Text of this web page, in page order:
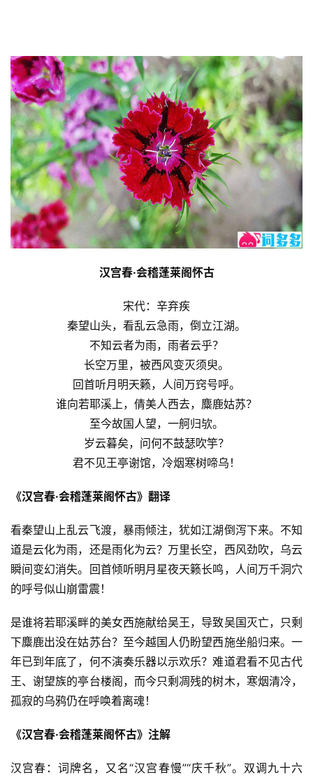
汉宫春·会稽蓬莱阁怀古
宋代：辛弃疾
秦望山头，看乱云急雨，倒立江湖。
不知云者为雨，雨者云乎？
长空万里，被西风变灭须臾。
回首听月明天籁，人间万窍号呼。
谁向若耶溪上，倩美人西去，麋鹿姑苏？
至今故国人望，一舸归欤。
岁云暮矣，问何不鼓瑟吹竽？
君不见王亭谢馆，冷烟寒树啼乌！
《汉宫春·会稽蓬莱阁怀古》翻译
看秦望山上乱云飞渡，暴雨倾注，犹如江湖倒泻下来。不知
道是云化为雨，还是雨化为云？万里长空，西风劲吹，乌云
瞬间变幻消失。回首倾听明月星夜天籁长鸣，人间万千洞穴
的呼号似山崩雷震！
是谁将若耶溪畔的美女西施献给吴王，导致吴国灭亡，只剩
下麋鹿出没在姑苏台？至今越国人仍盼望西施坐船归来。一
年已到年底了，何不演奏乐器以示欢乐？难道君看不见古代
王、谢望族的亭台楼阁，而今只剩凋残的树木，寒烟清冷，
孤寂的乌鸦仍在呼唤着离魂！
《汉宫春·会稽蓬莱阁怀古》注解
汉宫春：词牌名，又名“汉宫春慢”“庆千秋”。双调九十六